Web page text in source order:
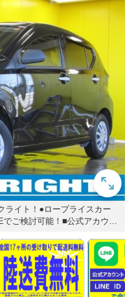
ライト！●ロープライスカー
ご検討可能！■公式アカウン